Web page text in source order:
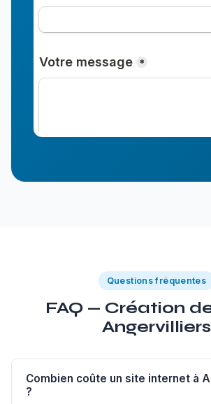
Questions fréquentes
FAQ — Création
Angervilliers
Combien coûte un site internet à
?